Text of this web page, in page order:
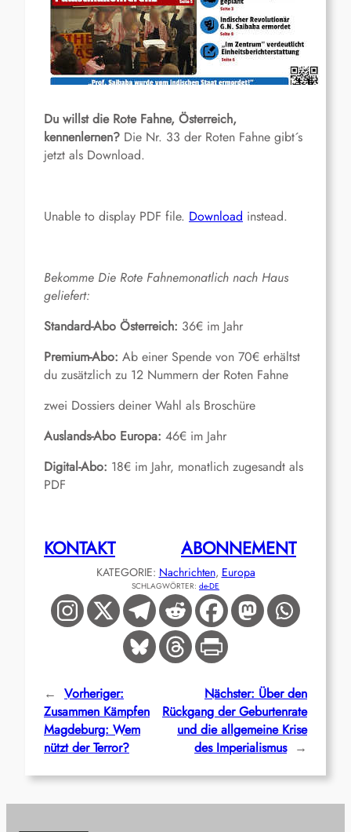
Du willst die Rote Fahne, Österreich,
kennenlernen? Die Nr. 33 der Roten Fahne gibt´s
jetzt als Download.
Unable to display PDF file. Download instead.
Bekomme Die Rote Fahnemonatlich nach Haus
geliefert:
Standard-Abo Österreich: 36€ im Jahr
Premium-Abo: Ab einer Spende von 70€ erhältst
du zusätzlich zu 12 Nummern der Roten Fahne
zwei Dossiers deiner Wahl als Broschüre
Auslands-Abo Europa: 46€ im Jahr
Digital-Abo: 18€ im Jahr, monatlich zugesandt als
PDF
KONTAKT ABONNEMENT
KATEGORIE: Nachrichten, Europa
SCHLAGWÖRTER: de-DE
← Vorheriger:
Zusammen Kämpfen
Magdeburg: Wem
nützt der Terror?
Nächster: Über den
Rückgang der Geburtenrate
und die allgemeine Krise
des Imperialismus →